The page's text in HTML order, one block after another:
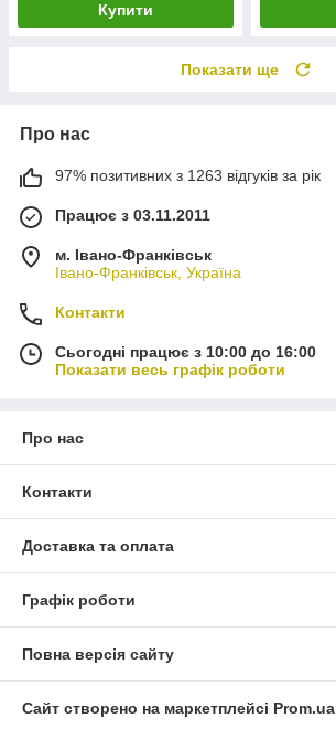
Купити
Показати ще
Про нас
97% позитивних з 1263 відгуків за рік
Працює з 03.11.2011
м. Івано-Франківськ
Івано-Франківськ, Україна
Контакти
Сьогодні працює з 10:00 до 16:00
Показати весь графік роботи
Про нас
Контакти
Доставка та оплата
Графік роботи
Повна версія сайту
Сайт створено на маркетплейсі Prom.ua